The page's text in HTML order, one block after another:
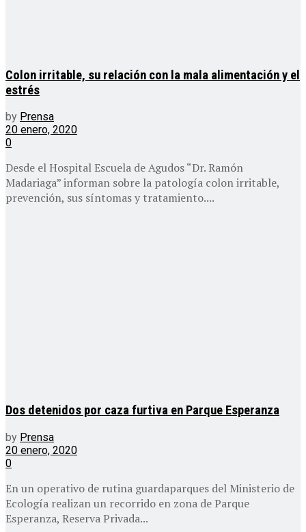
Colon irritable, su relación con la mala alimentación y el
estrés
by Prensa
20 enero, 2020
0
Desde el Hospital Escuela de Agudos “Dr. Ramón
Madariaga” informan sobre la patología colon irritable,
prevención, sus síntomas y tratamiento....
Dos detenidos por caza furtiva en Parque Esperanza
by Prensa
20 enero, 2020
0
En un operativo de rutina guardaparques del Ministerio de
Ecología realizan un recorrido en zona de Parque
Esperanza, Reserva Privada...